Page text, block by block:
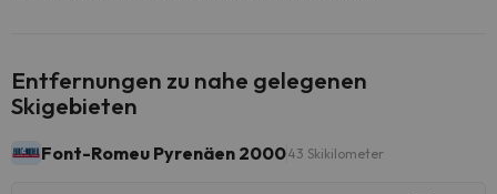
Entfernungen zu nahe gelegenen
Skigebieten
Font-Romeu Pyrenäen 200043 Skikilometer